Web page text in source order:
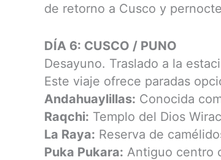
de retorno a Cusco y
DÍA 6: CUSCO / PUNO
Desayuno. Traslado a la
Este viaje ofrece paradas
Andahuaylillas: Conocida
Raqchi: Templo del Dios
La Raya: Reserva de
Puka Pukara: Antiguo centro